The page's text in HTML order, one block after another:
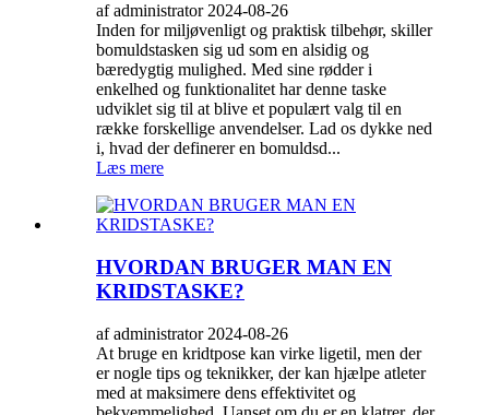
af administrator 2024-08-26
Inden for miljøvenligt og praktisk tilbehør, skiller
bomuldstasken sig ud som en alsidig og
bæredygtig mulighed. Med sine rødder i
enkelhed og funktionalitet har denne taske
udviklet sig til at blive et populært valg til en
række forskellige anvendelser. Lad os dykke ned
i, hvad der definerer en bomuldsd...
Læs mere
HVORDAN BRUGER MAN EN
KRIDSTASKE?
af administrator 2024-08-26
At bruge en kridtpose kan virke ligetil, men der
er nogle tips og teknikker, der kan hjælpe atleter
med at maksimere dens effektivitet og